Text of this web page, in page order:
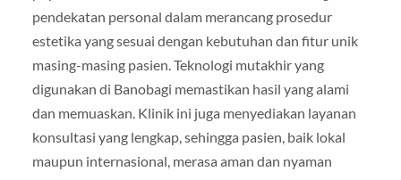
pendekatan personal dalam merancang prosedur
estetika yang sesuai dengan kebutuhan dan fitur unik
masing-masing pasien. Teknologi mutakhir yang
digunakan di Banobagi memastikan hasil yang alami
dan memuaskan. Klinik ini juga menyediakan layanan
konsultasi yang lengkap, sehingga pasien, baik lokal
maupun internasional, merasa aman dan nyaman